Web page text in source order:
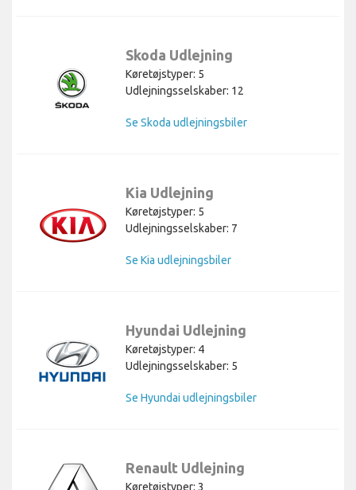
Skoda Udlejning
Køretøjstyper: 5
Udlejningsselskaber: 12
Se Skoda udlejningsbiler
Kia Udlejning
Køretøjstyper: 5
Udlejningsselskaber: 7
Se Kia udlejningsbiler
Hyundai Udlejning
Køretøjstyper: 4
Udlejningsselskaber: 5
Se Hyundai udlejningsbiler
Renault Udlejning
Køretøjstyper: 3